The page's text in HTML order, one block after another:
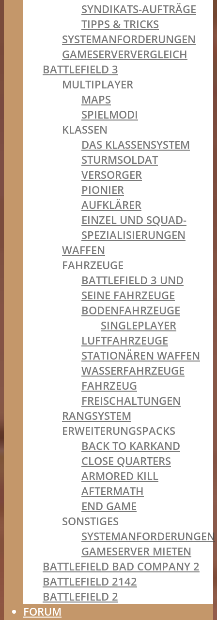
SYNDIKATS-AUFTRÄGE
TIPPS & TRICKS
SYSTEMANFORDERUNGEN
GAMESERVERVERGLEICH
BATTLEFIELD 3
MULTIPLAYER
MAPS
SPIELMODI
KLASSEN
DAS KLASSENSYSTEM
STURMSOLDAT
VERSORGER
PIONIER
AUFKLÄRER
EINZEL UND SQUAD-
SPEZIALISIERUNGEN
WAFFEN
FAHRZEUGE
BATTLEFIELD 3 UND
SEINE FAHRZEUGE
BODENFAHRZEUGE
SINGLEPLAYER
LUFTFAHRZEUGE
STATIONÄREN WAFFEN
WASSERFAHRZEUGE
FAHRZEUG
FREISCHALTUNGEN
RANGSYSTEM
ERWEITERUNGSPACKS
BACK TO KARKAND
CLOSE QUARTERS
ARMORED KILL
AFTERMATH
END GAME
SONSTIGES
SYSTEMANFORDERUNGEN
GAMESERVER MIETEN
BATTLEFIELD BAD COMPANY 2
BATTLEFIELD 2142
BATTLEFIELD 2
FORUM